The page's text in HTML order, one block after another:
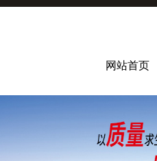
网站首页